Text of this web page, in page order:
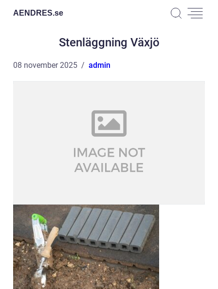
AENDRES.se
Stenläggning Växjö
08 november 2025 admin